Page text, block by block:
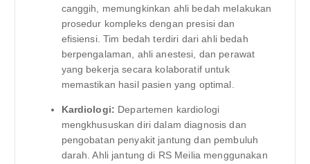
canggih, memungkinkan ahli bedah melakukan
prosedur kompleks dengan presisi dan
efisiensi. Tim bedah terdiri dari ahli bedah
berpengalaman, ahli anestesi, dan perawat
yang bekerja secara kolaboratif untuk
memastikan hasil pasien yang optimal.
Kardiologi: Departemen kardiologi
mengkhususkan diri dalam diagnosis dan
pengobatan penyakit jantung dan pembuluh
darah. Ahli jantung di RS Meilia menggunakan